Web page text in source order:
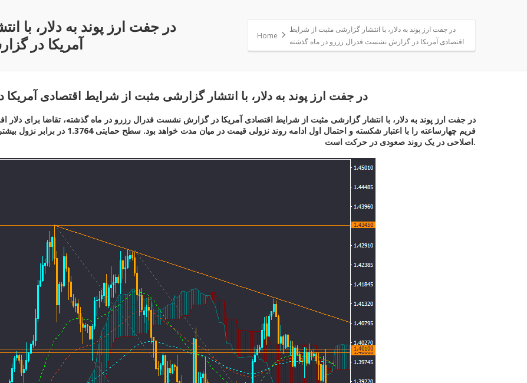
در جفت ارز پوند به دلار، با
آمریکا در
Home
در جفت ارز پوند به دلار، با انتشار گزارشی مثبت از شرایط
اقتصادی آمریکا در گزارش نشست فدرال رزرو در ماه گذشته
در جفت ارز پوند به دلار، با انتشار گزارشی مثبت از شرایط اقتصادی
در جفت ارز پوند به دلار، با انتشار گزارشی مثبت از شرایط اقتصادی آمریکا در گزارش نشست فدرال رزرو در ماه گذشته، تقاضا برای دلار
فریم چهارساعته را با اعتبار شکسته و
اصلاحی در یک روند صعودی در حرکت است.